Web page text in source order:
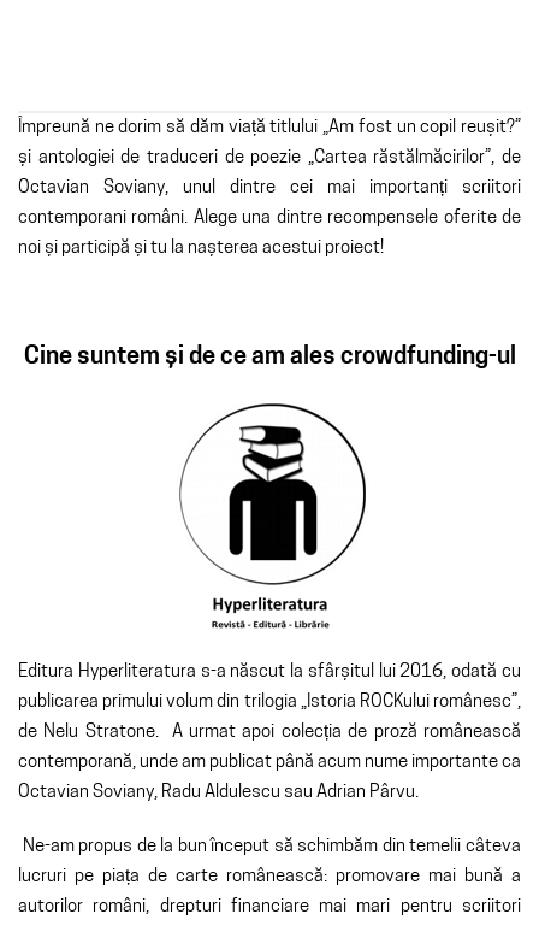
Împreună ne dorim să dăm viață titlului „Am fost un copil reușit?”
și antologiei de traduceri de poezie „Cartea răstălmăcirilor”, de
Octavian Soviany, unul dintre cei mai importanți scriitori
contemporani români. Alege una dintre recompensele oferite de
noi și participă și tu la nașterea acestui proiect!
Cine suntem și de ce am ales crowdfunding-ul
Editura Hyperliteratura s-a născut la sfârșitul lui 2016, odată cu
publicarea primului volum din trilogia „Istoria ROCKului românesc”,
de Nelu Stratone. A urmat apoi colecția de proză românească
contemporană, unde am publicat până acum nume importante ca
Octavian Soviany, Radu Aldulescu sau Adrian Pârvu.
Ne-am propus de la bun început să schimbăm din temelii câteva
lucruri pe piața de carte românească: promovare mai bună a
autorilor români, drepturi financiare mai mari pentru scriitori